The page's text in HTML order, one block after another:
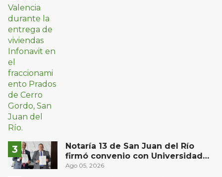
Notaría 13 de San Juan del Río
firmó convenio con Universidad
del Bajío para recibir estudiantes
Ago 05, 2026